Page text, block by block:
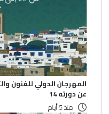
المهرجان الدولي للفنون
عن دورته 14
منذ 5 أيام